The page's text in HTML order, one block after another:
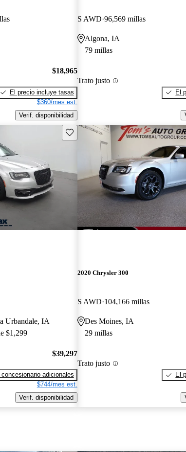
$18,965
El precio incluye tasas
$360/mes est.
Verif. disponibilidad
S AWD 96,569 millas
Algona, IA
79 millas
Trato justo
El
Guarda este Aviso
Urbandale, IA
$1,299
$39,297
adicionales
$744/mes est.
Verif. disponibilidad
2020 Chrysler 300
S AWD 104,166 millas
Des Moines, IA
29 millas
Trato justo
El